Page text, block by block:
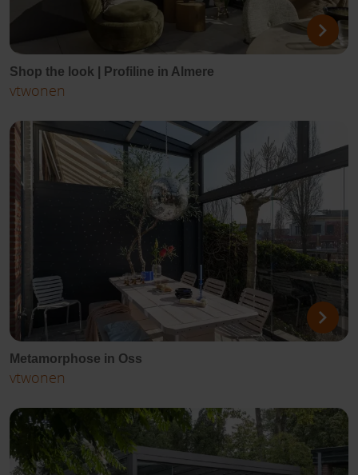
Shop the look | Profiline in Almere
vtwonen
Metamorphose in Oss
vtwonen